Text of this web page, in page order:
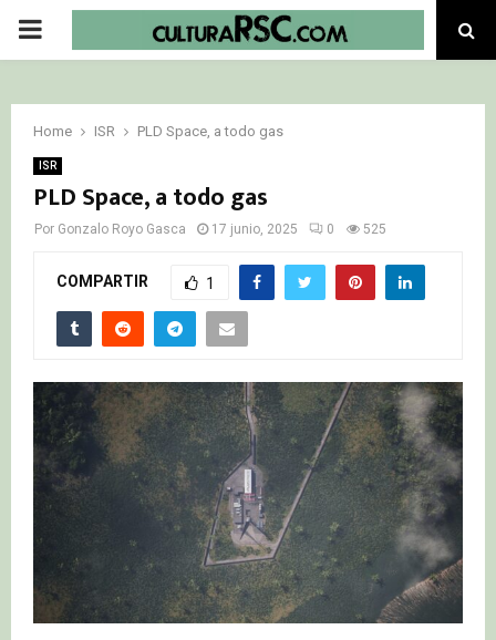
PRIMARY
Home ISR PLD Space, a todo gas
ISR
PLD Space, a todo gas
Por Gonzalo Royo Gasca 17 junio, 2025 0 525
COMPARTIR 1